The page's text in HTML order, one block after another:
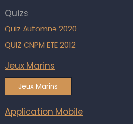
Quizs
Quiz Automne 2020
QUIZ CNPM ETE 2012
Jeux Marins
Jeux Marins
Application Mobile